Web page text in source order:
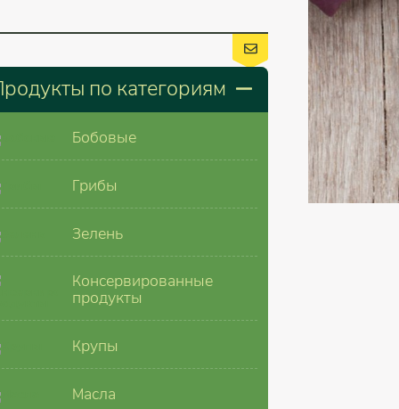
по категориям
Бобовые
Грибы
Зелень
Консервированные
продукты
Крупы
Масла